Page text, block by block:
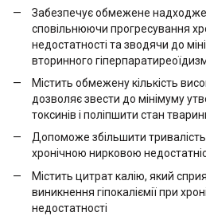
Забезпечує обмежене
сповільнюючи прогресування
недостатності та зводячи до
вторинного
Містить обмежену кількість
дозволяє звести до мінімуму
токсинів і поліпшити стан
Допоможе збільшити тривалість
хронічною нирковою
Містить цитрат калію, який
виникнення гіпокаліємії при
недостатності